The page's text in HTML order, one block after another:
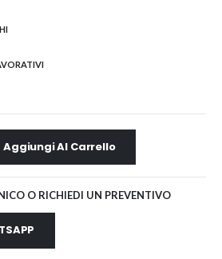
Aggiungi Al Carrello
O RICHIEDI UN PREVENTIVO